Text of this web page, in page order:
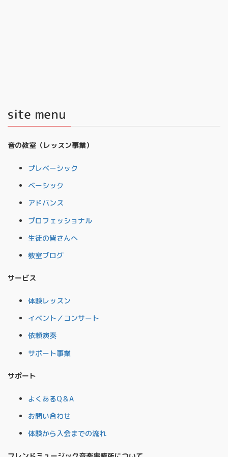
site menu
音の教室（レッスン事業）
プレベーシック
ベーシック
アドバンス
プロフェッショナル
生徒の皆さんへ
教室ブログ
サービス
体験レッスン
イベント／コンサート
依頼演奏
サポート事業
サポート
よくあるQ＆A
お問い合わせ
体験から入会までの流れ